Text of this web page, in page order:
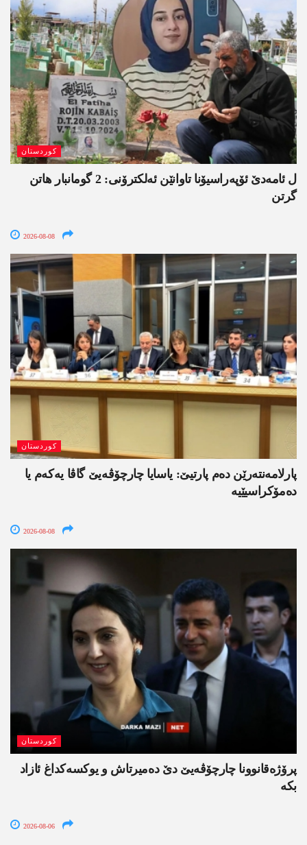
کوردستان
ل ئامەدێ ئۆپەراسیۆنا تاوانێن ئەلکترۆنی: 2 گومانبار ھاتن
گرتن
2026-08-08
کوردستان
پارلامەنتەرێن دەم پارتیێ: یاسایا چارچۆڤەیێ گاڤا یەکەم یا
دەمۆکراسیێیە
2026-08-08
کوردستان
پرۆژەقانوونا چارچۆڤەیێ دێ دەمیرتاش و یوکسەکداغ ئازاد
بکە
2026-08-06